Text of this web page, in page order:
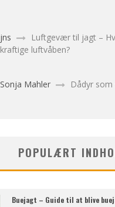
jns
Luftgevær til jagt –
kraftige luftvåben?
Sonja Mahler Dådyr som
POPULÆRT
Buejagt – Guide til at blive